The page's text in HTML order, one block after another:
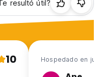
resultó útil?
10 Hospedado en jul